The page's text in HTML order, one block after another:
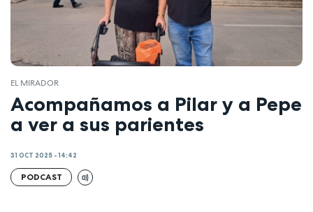
EL MIRADOR
Acompañamos a Pilar y a Pepe
a ver a sus parientes
31 OCT 2025 - 14:42
PODCAST